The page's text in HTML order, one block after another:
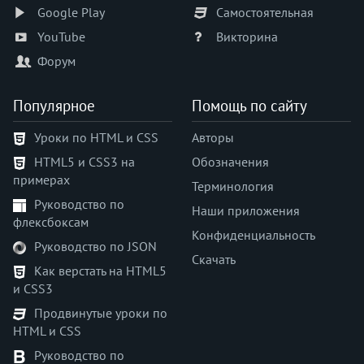
appearance
aspect-ratio
backdrop-filter
background
background-attachment
background-blend-mode
background-clip
background-color
background-image
background-origin
background-position
background-position-x
background-position-y
background-repeat
background-size
block-size
Google Play
YouTube
Форум
Самостоятельная
Викторина
Популярное
Уроки по HTML и CSS
HTML5 и CSS3 на
примерах
Руководство по
флексбоксам
Руководство по JSON
Как верстать на HTML5
и CSS3
Продвинутые уроки по
HTML и CSS
Руководство по
Помощь по сайту
Авторы
Обозначения
Терминология
Наши приложения
Конфиденциальность
Скачать